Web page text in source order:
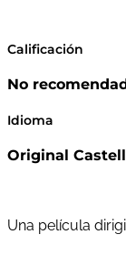
Calificación
No
Idioma
Original
Una película